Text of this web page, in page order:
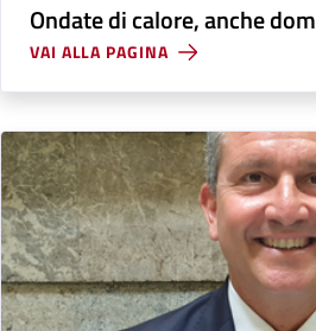
Ondate di calore, anche
VAI ALLA PAGINA